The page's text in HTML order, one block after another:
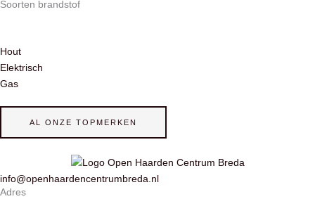
Soorten brandstof
Hout
Elektrisch
Gas
AL ONZE TOPMERKEN
info@openhaardencentrumbreda.nl
Adres